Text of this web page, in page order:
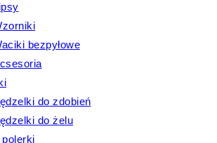
bezpyłowe
do zdobień
do żelu